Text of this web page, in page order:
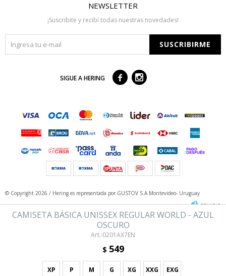
CAMISETA BÁSICA UNISSEX REGULAR WORLD - AZUL
OSCURO
0201AX7EN
$ 549
XP P M G XG XXG EXG
NEWSLETTER
¡Suscribite y recibí todas nuestras novedades!
SUSCRIBIRME
SIGUE A HERING  
© Copyright 2026 / Hering es representada por GUSTOV S.A Montevideo- Uruguay